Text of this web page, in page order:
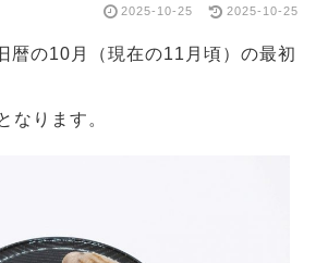
2025-10-25 2025-10-25
暦の10月（現在の11月頃）の最初
なります。